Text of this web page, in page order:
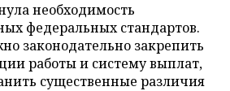
необходимость
федеральных стандартов.
законодательно закрепить
работы и систему выплат,
существенные различия